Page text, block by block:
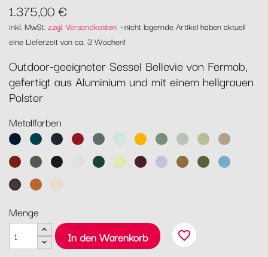
1.375,00 €
inkl. MwSt. zzgl. Versandkosten nicht lagernde Artikel haben aktuell
eine Lieferzeit von ca. 3 Wochen!
Outdoor-geeigneter Sessel Bellevie von Fermob,
gefertigt aus Aluminium und mit einem hellgrauen
Polster
Metallfarben
AbyssblauAcapulcoblau
Anthrazit
Chili Gewittergrau
Gletscherminze
HonigKaktusLehmgrau
LindgrünMuskat
OckerRosmarin
Lakritz Baumwollweiß
Zederngrün
Zitronensorbet
Schwarzkirsche
Marshmallo
Lebkuchen
PestoMaya
TonkaKandierte
Latte-
Menge
In den Warenkorb
favorite_border